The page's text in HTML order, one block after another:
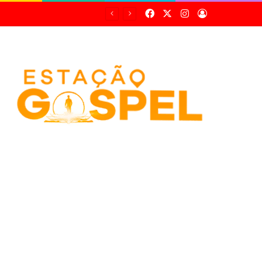
FacebookInstagram
Entrar